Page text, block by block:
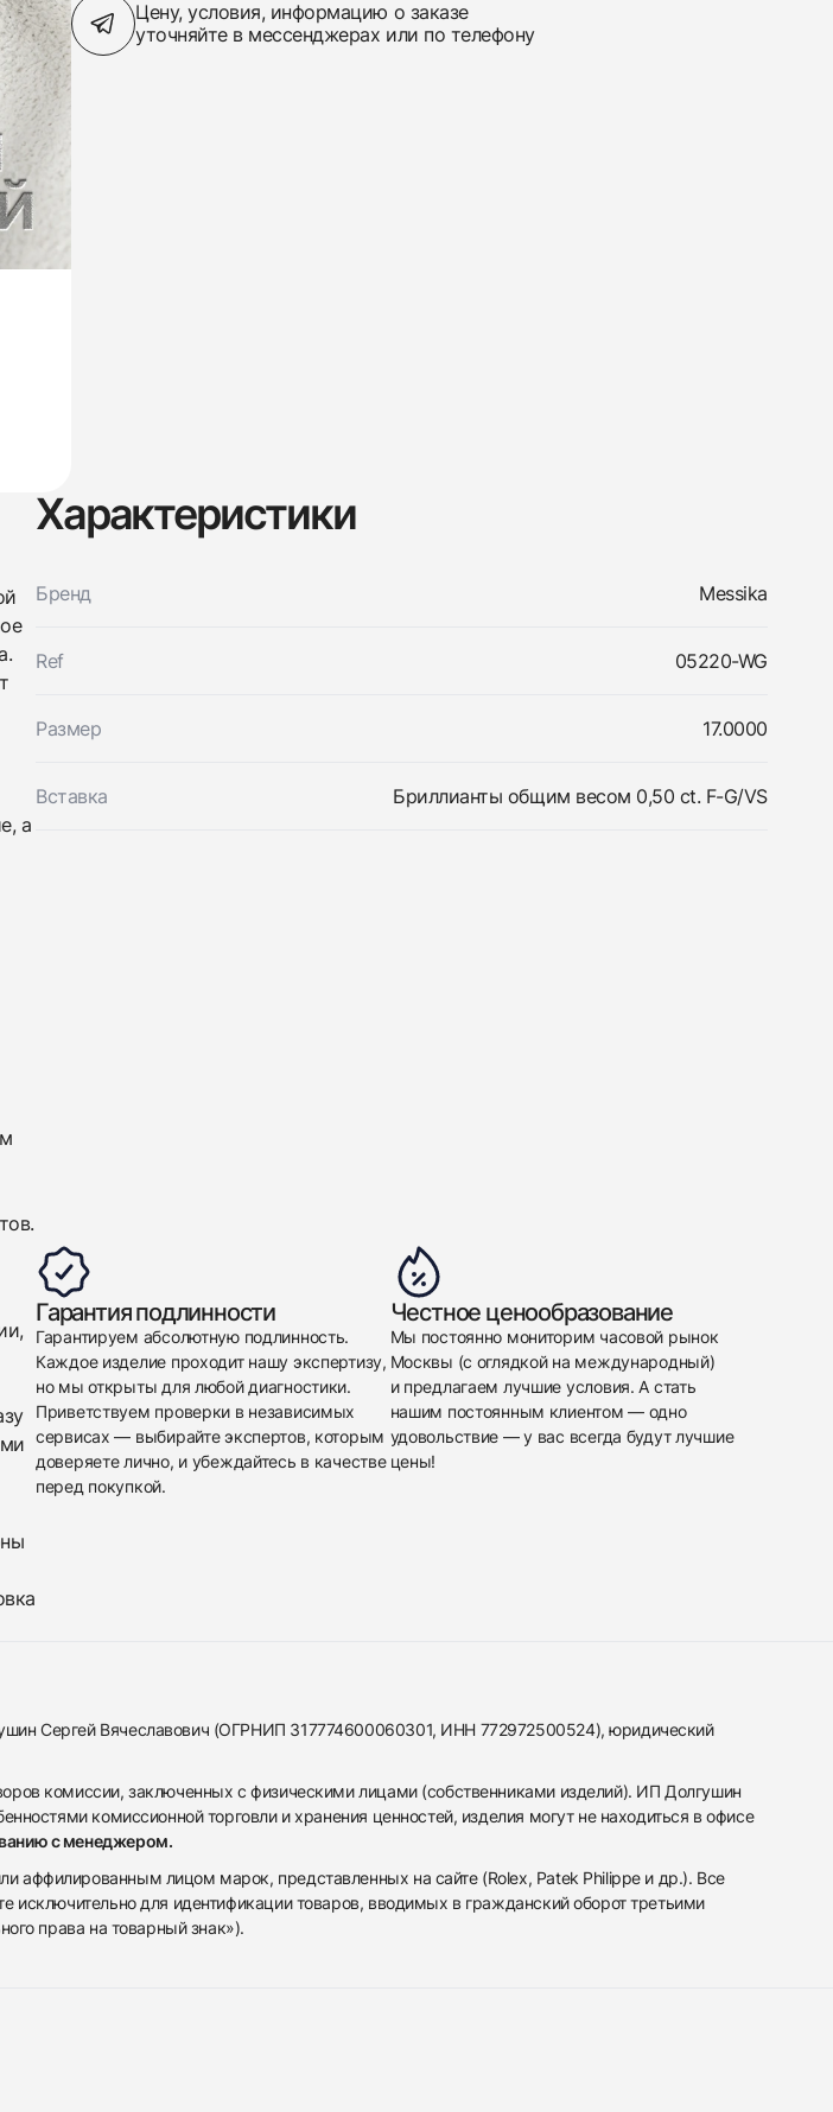
Цену, условия, информацию о заказе
уточняйте в мессенджерах или по телефону
а
Характеристики
Бренд Messika
Ref 05220-WG
Размер 17.0000
Вставка Бриллианты общим весом 0,50 ct. F-G/VS
Гарантия подлинности
Гарантируем абсолютную подлинность.
Каждое изделие проходит нашу экспертизу,
но мы открыты для любой диагностики.
Приветствуем проверки в независимых
сервисах — выбирайте экспертов, которым
доверяете лично, и убеждайтесь в качестве
перед покупкой.
Честное ценообразование
Мы постоянно мониторим часовой рынок
Москвы (с оглядкой на международный)
и предлагаем лучшие условия. А стать
нашим постоянным клиентом — одно
удовольствие — у вас всегда будут лучшие
цены!
Сергей Вячеславович (ОГРНИП 317774600060301, ИНН 772972500524), юридический
комиссии, заключенных с физическими лицами (собственниками изделий). ИП Долгушин
комиссионной торговли и хранения ценностей, изделия могут не находиться в офисе
с менеджером.
аффилированным лицом марок, представленных на сайте (Rolex, Patek Philippe и др.). Все
исключительно для идентификации товаров, вводимых в гражданский оборот третьими
права на товарный знак»).
данные и мы свяжемся с
+ Документы
данные и мы свяжемся с
ваших часов…